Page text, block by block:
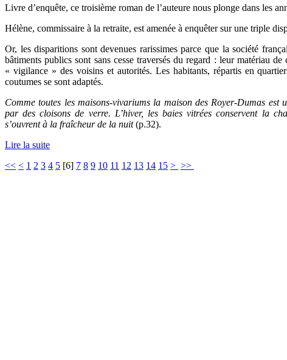
Livre d’enquête, ce troisième roman de l’auteure nous plonge dans les
Hélène, commissaire à la retraite, est amenée à enquêter sur une triple
Or, les disparitions sont devenues rarissimes parce que la société
bâtiments publics sont sans cesse traversés du regard : leur matériau
« vigilance » des voisins et autorités. Les habitants, répartis en
coutumes se sont adaptés.
Comme toutes les maisons-vivariums la maison des Royer-Dumas est
par des cloisons de verre. L’hiver, les baies vitrées conservent la
s’ouvrent à la fraîcheur de la nuit(p.32).
Lire la suite
<< < 1 2 3 4 5 [6] 7 8 9 10 11 12 13 14 15 > >>